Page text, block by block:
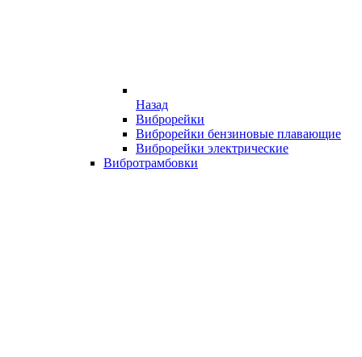
Назад
Виброрейки
Виброрейки бензиновые плавающие
Виброрейки электрические
Вибротрамбовки